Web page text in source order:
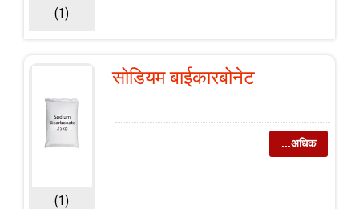
(1)
(1)
सोडियम बाईकारबोनेट
...अधिक